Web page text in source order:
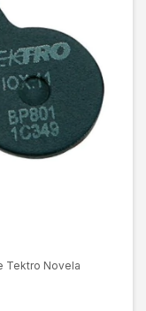
Tektro Novela